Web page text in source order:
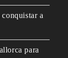
a
para